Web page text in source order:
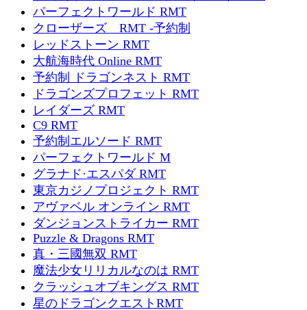
パーフェクトワールド RMT
クローザーズ RMT -予約制
レッドストーン RMT
大航海時代 Online RMT
予約制 ドラゴンネスト RMT
ドラゴンズプロフェット RMT
レイダーズ RMT
C9 RMT
予約制エルソード RMT
パーフェクトワールド M
グラナド·エスパダ RMT
東京カジノプロジェクト RMT
アヴァベル オンライン RMT
ダンジョンストライカー RMT
Puzzle & Dragons RMT
真・三國無双 RMT
魔法少女リリカルなのは RMT
クラッシュオブキングス RMT
星のドラゴンクエストRMT